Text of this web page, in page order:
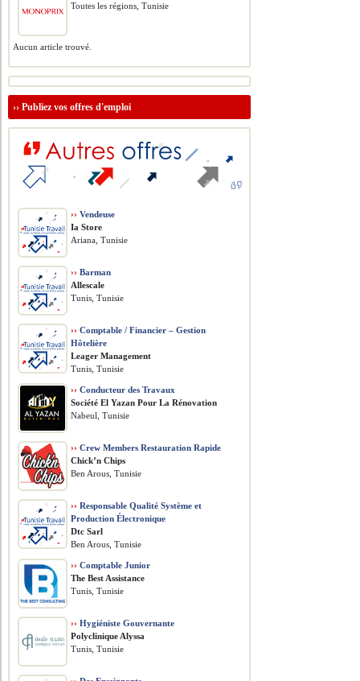
Toutes les régions, Tunisie
Aucun article trouvé.
››Publiez vos offres d'emploi
›› Vendeuse
Ia Store
Ariana, Tunisie
›› Barman
Allescale
Tunis, Tunisie
›› Comptable / Financier – Gestion
Hôtelière
Leager Management
Tunis, Tunisie
›› Conducteur des Travaux
Société El Yazan Pour La Rénovation
Nabeul, Tunisie
›› Crew Members Restauration Rapide
Chick’n Chips
Ben Arous, Tunisie
›› Responsable Qualité Système et
Production Électronique
Dtc Sarl
Ben Arous, Tunisie
›› Comptable Junior
The Best Assistance
Tunis, Tunisie
›› Hygiéniste Gouvernante
Polyclinique Alyssa
Tunis, Tunisie